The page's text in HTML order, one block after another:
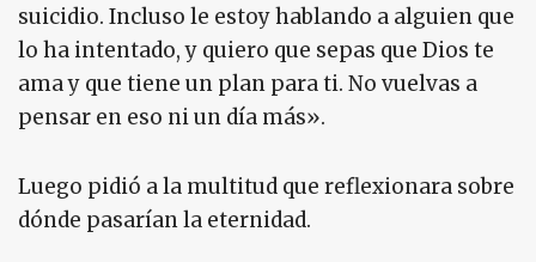
suicidio. Incluso le estoy hablando a alguien que
lo ha intentado, y quiero que sepas que Dios te
ama y que tiene un plan para ti. No vuelvas a
pensar en eso ni un día más».
Luego pidió a la multitud que reflexionara sobre
dónde pasarían la eternidad.